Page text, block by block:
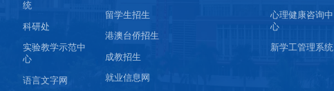
统
科研处
实验教学示范中
心
语言文字网
留学生招生
港澳台侨招生
成教招生
就业信息网
心理健康咨询中
心
新学工管理系统